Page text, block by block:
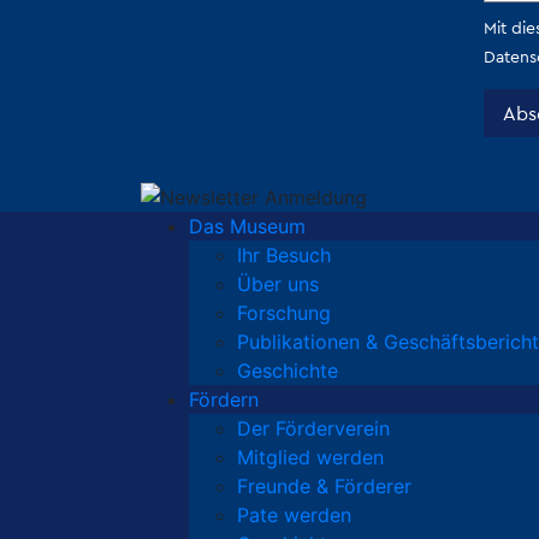
Das Museum
Ihr Besuch
Über uns
Forschung
Publikationen &
Geschichte
Fördern
Der Förderverein
Mitglied werden
Freunde & Förderer
Pate werden